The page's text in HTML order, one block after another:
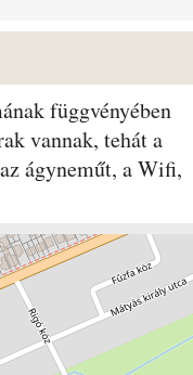
függvényében
vannak, tehát a
ágyneműt, a Wifi,